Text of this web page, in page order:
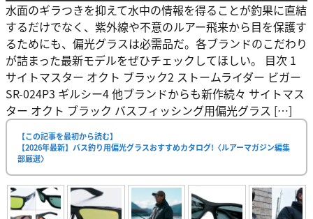
水面のギラつきを抑えて水中の情報を得ることが釣果に直結
するだけでなく、紫外線や不意のルアー飛来から目を保護す
るためにも、偏光グラスは必需品だ。各ブランドのこだわり
が詰まった最新モデルをぜひチェックしてほしい。 目次 1
サイトマスター オクト ブラック2 ストームライダー ビガー
SR-024P3 ギルシー4 他ブランドからも新作続々 サイトマス
ター オクト ブラック バスフィッシング用偏光グラス […]
【この記事を最初から読む】
【2026年最新】バス釣り用偏光グラスおすすめカタログ!〈ルアーマガジン編集
部厳選〉